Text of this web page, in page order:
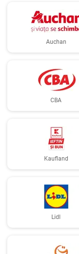
Auchan
CBA
Kaufland
Lidl